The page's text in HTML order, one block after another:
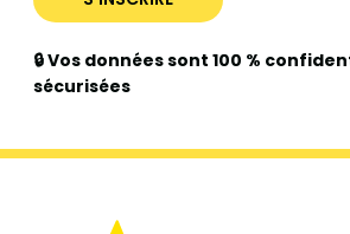
🔒 Vos données sont 100 %
sécurisées